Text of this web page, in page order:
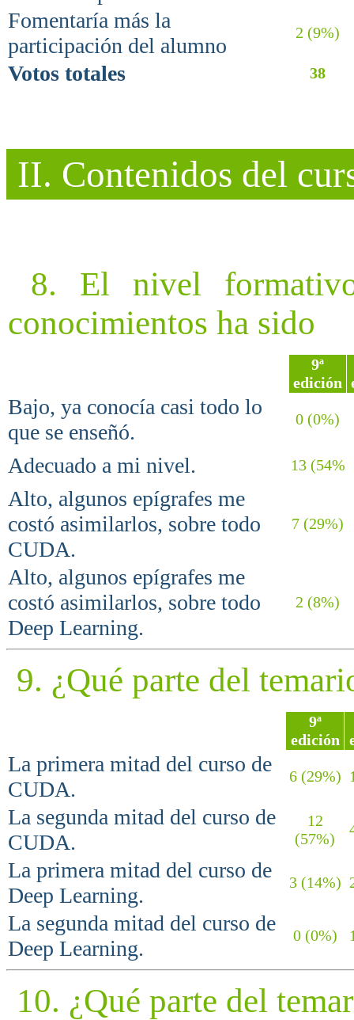
Fomentaría más la
participación del alumno
2 (9%)
Votos totales 38
II. Contenidos del
8. El nivel
conocimientos ha sido
9ª
edición
Bajo, ya conocía casi todo lo
que se enseñó.
0 (0%)
Adecuado a mi nivel. 13 (54%
Alto, algunos epígrafes me
costó asimilarlos, sobre todo
CUDA.
7 (29%)
Alto, algunos epígrafes me
costó asimilarlos, sobre todo
Deep Learning.
2 (8%)
9. ¿Qué parte del
9ª
edición
La primera mitad del curso de
CUDA.
6 (29%)
La segunda mitad del curso de
CUDA.
12
(57%)
La primera mitad del curso de
Deep Learning.
3 (14%)
La segunda mitad del curso de
Deep Learning.
0 (0%)
10. ¿Qué parte del